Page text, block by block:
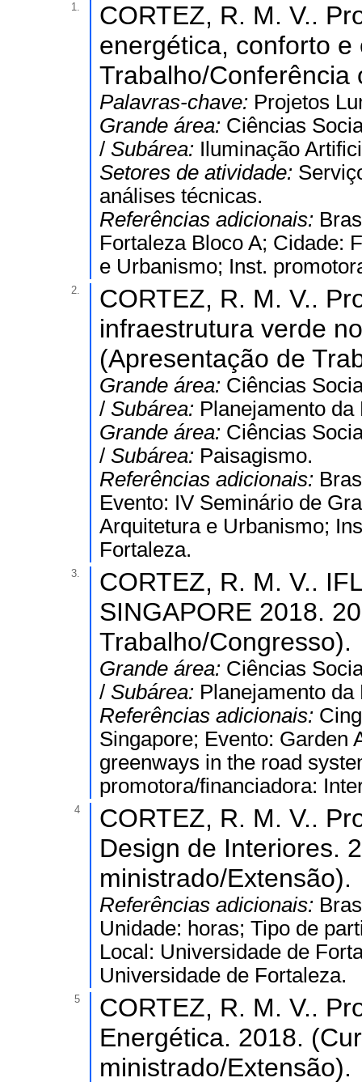
1.
CORTEZ, R. M. V..
energética, conforto
Trabalho/Conferência
Palavras-chave: Projetos
Grande área: Ciências
/ Subárea: Iluminação
Setores de atividade:
análises técnicas.
Referências adicionais:
Fortaleza Bloco A; Cidade:
e Urbanismo; Inst.
2.
CORTEZ, R. M. V..
infraestrutura verde
(Apresentação de
Grande área: Ciências
/ Subárea: Planejamento da
Grande área: Ciências
/ Subárea: Paisagismo.
Referências adicionais:
Evento: IV Seminário de
Arquitetura e Urbanismo;
Fortaleza.
3.
CORTEZ, R. M. V..
SINGAPORE 2018.
Trabalho/Congresso).
Grande área: Ciências
/ Subárea: Planejamento da
Referências adicionais:
Singapore; Evento: Garden
greenways in the road
promotora/financiadora:
4
CORTEZ, R. M. V..
Design de Interiores.
ministrado/Extensão).
Referências adicionais:
Unidade: horas; Tipo de
Local: Universidade de
Universidade de Fortaleza.
5
CORTEZ, R. M. V..
Energética. 2018.
ministrado/Extensão).